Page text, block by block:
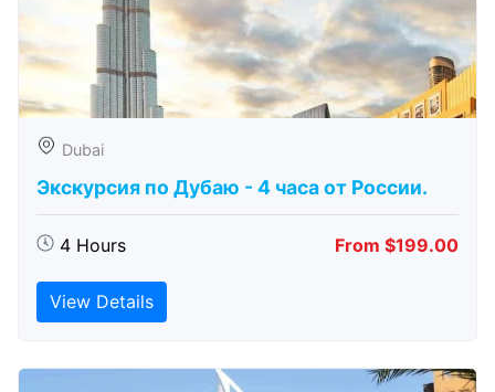
Dubai
Экскурсия по Дубаю - 4 часа от России.
4 Hours From $199.00
View Details